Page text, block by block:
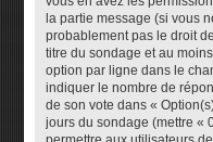
la partie message (si vous
probablement pas le droit
titre du sondage et au
option par ligne dans le
indiquer le nombre de
de son vote dans «
jours du sondage (mettre «